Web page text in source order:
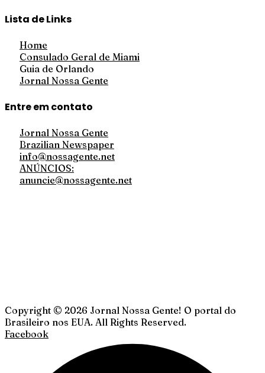
Lista de Links
Home
Consulado Geral de Miami
Guia de Orlando
Jornal Nossa Gente
Entre em contato
Jornal Nossa Gente
Brazilian Newspaper
info@nossagente.net
ANÚNCIOS:
anuncie@nossagente.net
Copyright © 2026 Jornal Nossa Gente! O portal do
Brasileiro nos EUA. All Rights Reserved.
Facebook